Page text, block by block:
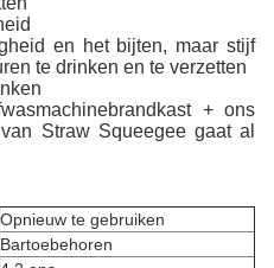
en het bijten, maar stijf
te drinken en te verzetten
+ ons
Straw Squeegee gaat al
Opnieuw te gebruiken
Bartoebehoren